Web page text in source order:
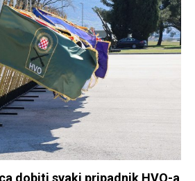
dobiti svaki pripadnik HVO-a